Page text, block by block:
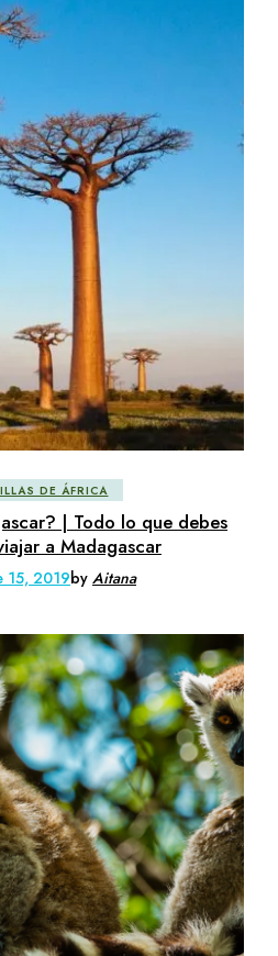
DE ÁFRICA
| Todo lo que debes
a Madagascar
15, 2019by Aitana